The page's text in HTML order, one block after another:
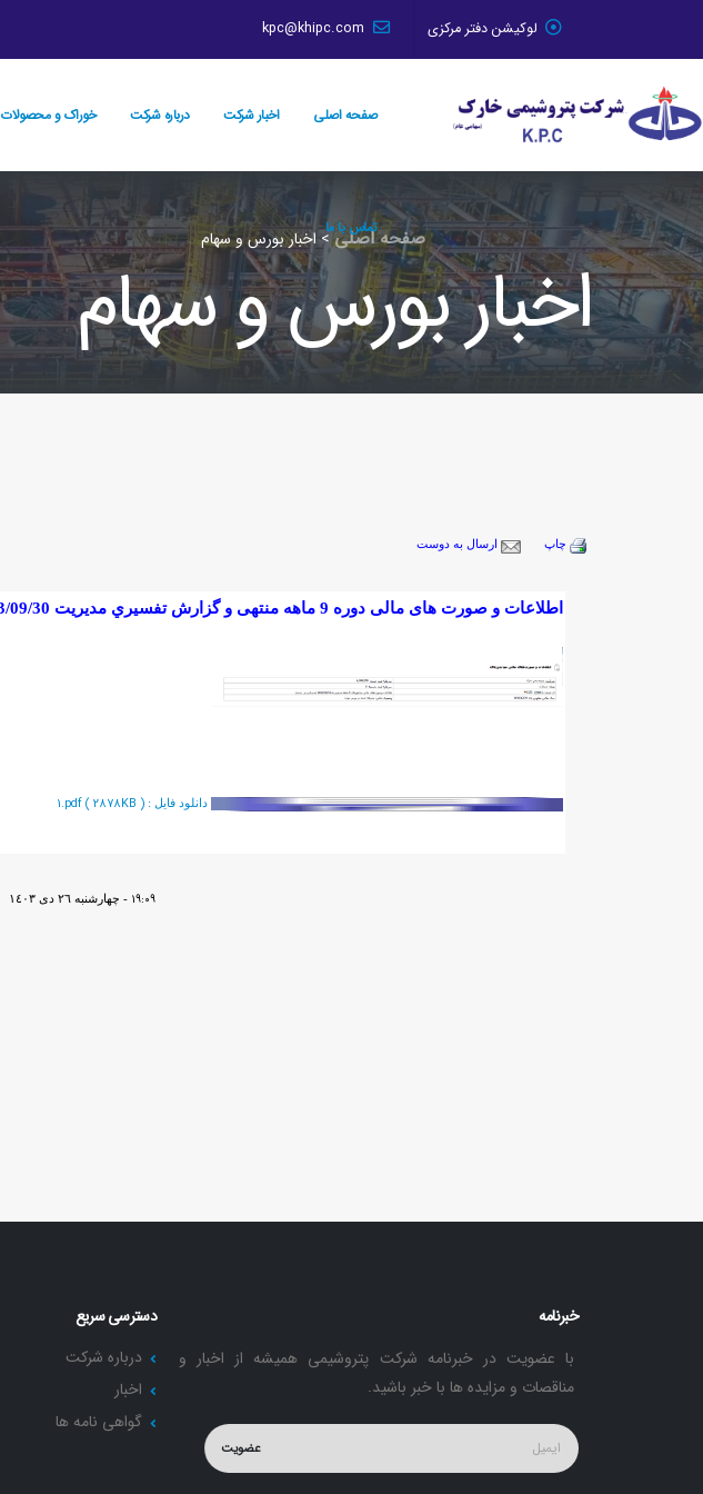
لوکیشن دفتر مرکزی
صفحه اصلی اخبار شرکت درباره شرکت خوراک و محصولات
تماس با ما
صفحه اصلی> اخبار بورس و سهام
اخبار بورس و سهام
چاپ ارسال به دوست
اطلاعات و صورت های مالی دوره 9 ماهه منتهی و گزارش تفسيري مديريت 1403/09/30
دانلود فايل :1.pdf ( 2878KB )
١٩:٠٩ - چهارشنبه ٢٦ دی ١٤٠٣ / شماره : ٤٣٨ / تعداد نمایش : ٤٧٢
خبرنامه
با عضویت در خبرنامه شرکت پتروشیمی همیشه از اخبار و
مناقصات و مزایده ها با خبر باشید.
عضویت
دسترسی سریع
درباره شرکت
اخبار
گواهی نامه ها